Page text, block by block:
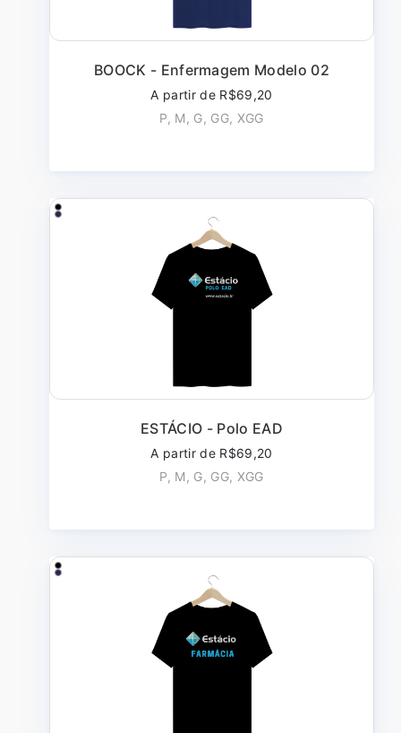
BOOCK - Enfermagem Modelo 02
A partir de R$69,20
P, M, G, GG, XGG
ESTÁCIO - Polo EAD
A partir de R$69,20
P, M, G, GG, XGG